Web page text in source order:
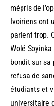
mépris de
Ivoiriens ont
parlent trop.
Wolé
bondit sur sa
refusa de
étudiants et
universitaire